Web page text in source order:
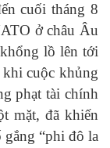
cuối tháng 8
ở châu Âu
lồ lên tới
cuộc khủng
phạt tài chính
mặt, đã khiến
“phi đô la